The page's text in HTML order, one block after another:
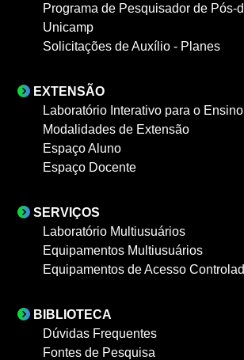
Programa de Pesquisador de Pós-
Unicamp
Solicitações de Auxílio - Planes
EXTENSÃO
Laboratório Interativo para o
Modalidades de Extensão
Espaço Aluno
Espaço Docente
SERVIÇOS
Laboratório Multiusuários
Equipamentos Multiusuários
Equipamentos de Acesso
BIBLIOTECA
Dúvidas Frequentes
Fontes de Pesquisa